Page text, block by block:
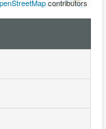
contributors